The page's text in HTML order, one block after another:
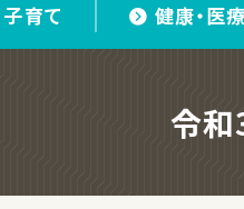
子育て 健康・医
令